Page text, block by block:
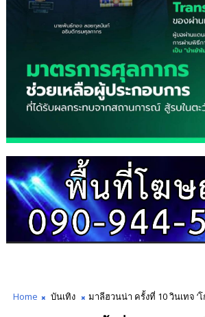
Home บันเทิง มาลีฮวนน่า ครั้งที่ 10 วินเทจ ‘โ